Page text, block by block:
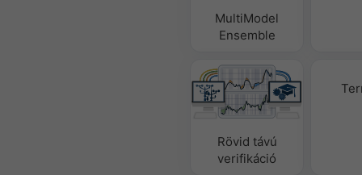
MultiModel
Ensemble
Rövid távú
verifikáció